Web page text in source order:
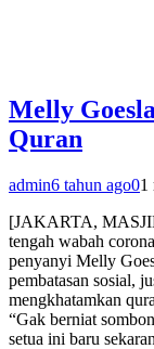
Melly
Quran
admin6 tahun ago01
[JAKARTA,
tengah wabah
penyanyi Melly
pembatasan sosial,
mengkhatamkan
“Gak berniat
setua ini baru